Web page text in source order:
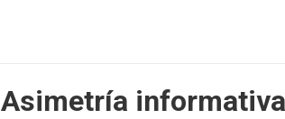
Asimetría